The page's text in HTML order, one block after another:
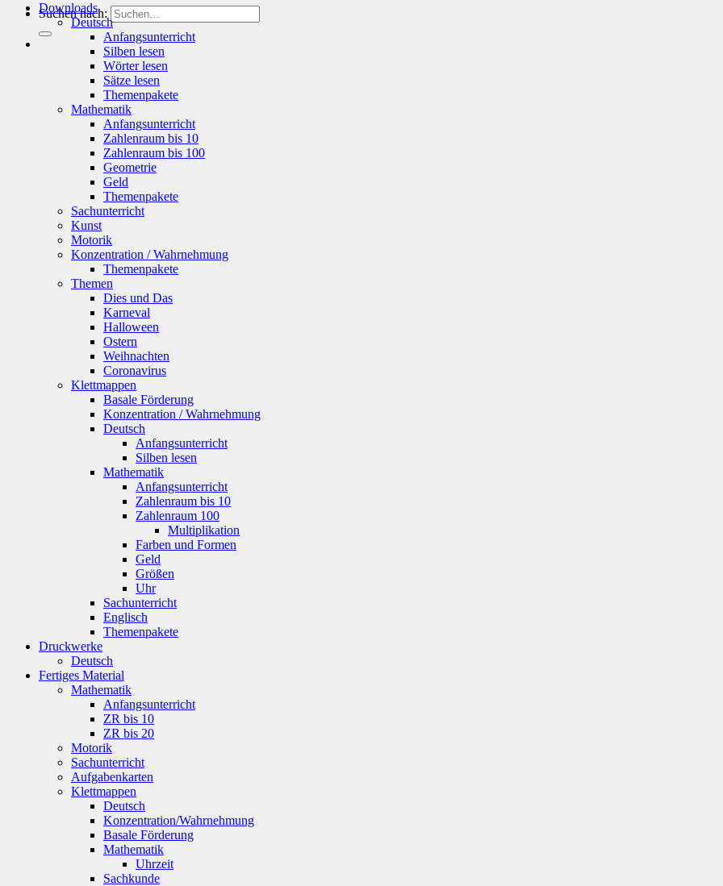
Suchen nach:
Downloads
Deutsch
Anfangsunterricht
Silben lesen
Wörter lesen
Sätze lesen
Themenpakete
Mathematik
Anfangsunterricht
Zahlenraum bis 10
Zahlenraum bis 100
Geometrie
Geld
Themenpakete
Sachunterricht
Kunst
Motorik
Konzentration / Wahrnehmung
Themenpakete
Themen
Dies und Das
Karneval
Halloween
Ostern
Weihnachten
Coronavirus
Klettmappen
Basale Förderung
Konzentration / Wahrnehmung
Deutsch
Anfangsunterricht
Silben lesen
Mathematik
Anfangsunterricht
Zahlenraum bis 10
Zahlenraum 100
Multiplikation
Farben und Formen
Geld
Größen
Uhr
Sachunterricht
Englisch
Themenpakete
Druckwerke
Deutsch
Fertiges Material
Mathematik
Anfangsunterricht
ZR bis 10
ZR bis 20
Motorik
Sachunterricht
Aufgabenkarten
Klettmappen
Deutsch
Konzentration/Wahrnehmung
Basale Förderung
Mathematik
Uhrzeit
Sachkunde